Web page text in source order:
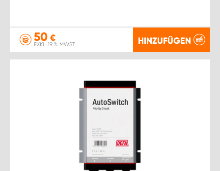
50 €
EXKL. 19 % MWST. HINZUFÜGEN